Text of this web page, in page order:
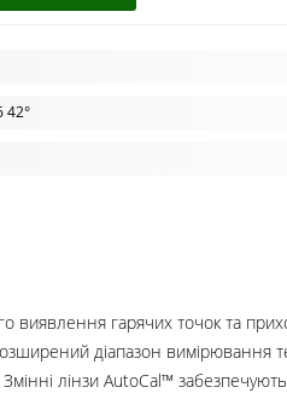
42°
виявлення гарячих точок та
діапазон вимірювання
лінзи AutoCal™